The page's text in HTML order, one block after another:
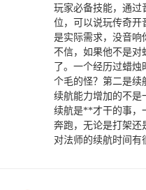
玩家必备技能，通过
位，可以说玩传奇开
是实际需求，没音响
不信，如果他不是对
了。一个经历过蜡烛
个毛的怪？第二是续
续航能力增加的不是
续航是**才干的事，
奔跑，无论是打架还
对法师的续航时间有